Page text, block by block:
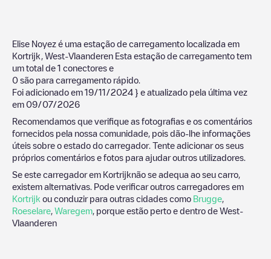
Elise Noyez é uma estação de carregamento localizada em
Kortrijk West-Vlaanderen Esta estação de carregamento tem
um total de 1 conectores e
0 são para carregamento rápido.
Foi adicionado em 19/11/2024 } e atualizado pela última vez
em 09/07/2026
Recomendamos que verifique as fotografias e os comentários
fornecidos pela nossa comunidade, pois dão-lhe informações
úteis sobre o estado do carregador. Tente adicionar os seus
próprios comentários e fotos para ajudar outros utilizadores.
Se este carregador em Kortrijknão se adequa ao seu carro,
existem alternativas. Pode verificar outros carregadores em
Kortrijk ou conduzir para outras cidades como Brugge
Roeselare Waregem , porque estão perto e dentro de West-
Vlaanderen